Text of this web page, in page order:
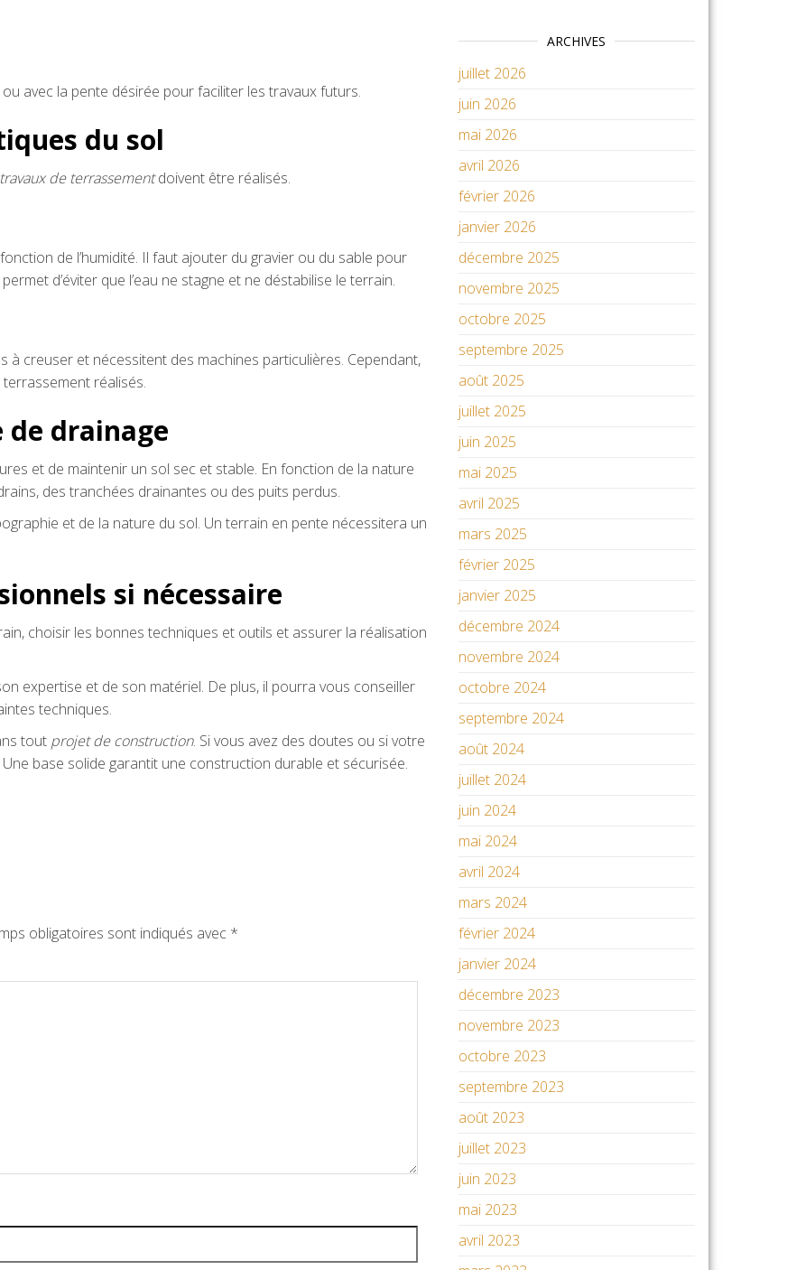
avec la pente désirée pour faciliter les travaux futurs.
du sol
travaux de terrassementdoivent être réalisés.
de l’humidité. Il faut ajouter du gravier ou du sable pour
d’éviter que l’eau ne stagne et ne déstabilise le terrain.
à creuser et nécessitent des machines particulières. Cependant,
réalisés.
de drainage
et de maintenir un sol sec et stable. En fonction de la nature
des tranchées drainantes ou des puits perdus.
et de la nature du sol. Un terrain en pente nécessitera un
si nécessaire
choisir les bonnes techniques et outils et assurer la réalisation
expertise et de son matériel. De plus, il pourra vous conseiller
techniques.
tout projet de construction. Si vous avez des doutes ou si votre
Une base solide garantit une construction durable et sécurisée.
obligatoires sont indiqués avec *
ARCHIVES
juillet 2026
juin 2026
mai 2026
avril 2026
février 2026
janvier 2026
décembre 2025
novembre 2025
octobre 2025
septembre 2025
août 2025
juillet 2025
juin 2025
mai 2025
avril 2025
mars 2025
février 2025
janvier 2025
décembre 2024
novembre 2024
octobre 2024
septembre 2024
août 2024
juillet 2024
juin 2024
mai 2024
avril 2024
mars 2024
février 2024
janvier 2024
décembre 2023
novembre 2023
octobre 2023
septembre 2023
août 2023
juillet 2023
juin 2023
mai 2023
avril 2023